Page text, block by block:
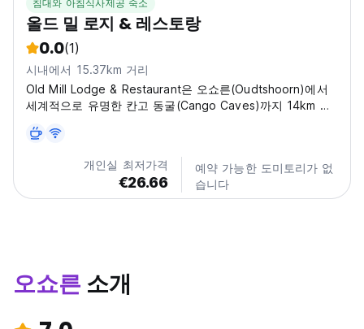
침대와 아침식사제공 숙소
올드 밀 로지 & 레스토랑
0.0(1)
시내에서 15.37km 거리
Old Mill Lodge & Restaurant은 오쇼른(Oudtshoorn)에서
세계적으로 유명한 칸고 동굴(Cango Caves)까지 14km 떨
해 있습니다.
개인실 최저가격
€26.66
예약 가능한 도미토리가 없
습니다
오쇼른 소개